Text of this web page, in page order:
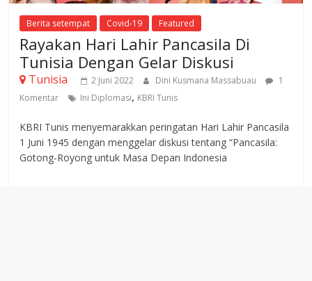
Berita setempat Covid-19 Featured
Rayakan Hari Lahir Pancasila Di
Tunisia Dengan Gelar Diskusi
Tunisia 2 Juni 2022 Dini Kusmana Massabuau
1
Komentar
Ini Diplomasi, KBRI Tunis
KBRI Tunis menyemarakkan peringatan Hari Lahir Pancasila
1 Juni 1945 dengan menggelar diskusi tentang “Pancasila:
Gotong-Royong untuk Masa Depan Indonesia